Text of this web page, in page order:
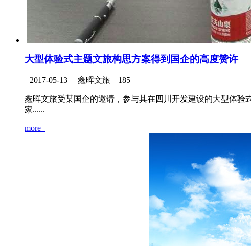
大型体验式主题文旅构思方案得到国企的高度赞许
2017-05-13 鑫晖文旅 185
鑫晖文旅受某国企的邀请，参与其在四川开发建设的大型体
家......
more+